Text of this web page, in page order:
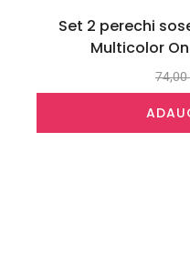
Set 2 perechi
Multicolor
74,00